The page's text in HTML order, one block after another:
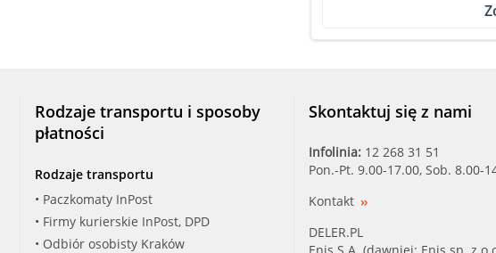
IMPERGOM (44100/I)
JPG (1114701600)
MAXGEAR (77-0036)
Rodzaje transportu i sposoby
płatności
Rodzaje transportu
• Paczkomaty InPost
• Firmy kurierskie InPost, DPD
• Odbiór osobisty Kraków
Skontaktuj się z nami
Infolinia: 12 268 31 51
Pon.-Pt. 9.00-17.00, Sob. 8.00-
Kontakt
DELER.PL